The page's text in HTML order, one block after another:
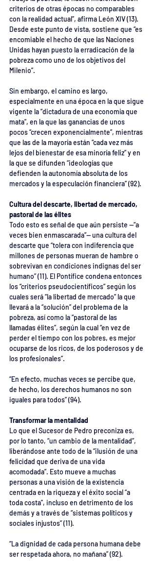
criterios de otras épocas no comparables
con la realidad actual”, afirma León XIV (13).
Desde este punto de vista, sostiene que “es
encomiable el hecho de que las Naciones
Unidas hayan puesto la erradicación de la
pobreza como uno de los objetivos del
Milenio”.
Sin embargo, el camino es largo,
especialmente en una época en la que sigue
vigente la “dictadura de una economía que
mata”, en la que las ganancias de unos
pocos “crecen exponencialmente”, mientras
que las de la mayoría están “cada vez más
lejos del bienestar de esa minoría feliz” y en
la que se difunden “ideologías que
defienden la autonomía absoluta de los
mercados y la especulación financiera” (92).
Cultura del descarte, libertad de mercado,
pastoral de las élites
Todo esto es señal de que aún persiste —“a
veces bien enmascarada”— una cultura del
descarte que “tolera con indiferencia que
millones de personas mueran de hambre o
sobrevivan en condiciones indignas del ser
humano” (11). El Pontífice condena entonces
los “criterios pseudocientíficos” según los
cuales será “la libertad de mercado” la que
llevará a la “solución” del problema de la
pobreza, así como la “pastoral de las
llamadas élites”, según la cual “en vez de
perder el tiempo con los pobres, es mejor
ocuparse de los ricos, de los poderosos y de
los profesionales”.
“En efecto, muchas veces se percibe que,
de hecho, los derechos humanos no son
iguales para todos” (94).
Transformar la mentalidad
Lo que el Sucesor de Pedro preconiza es,
por lo tanto, “un cambio de la mentalidad”,
liberándose ante todo de la “ilusión de una
felicidad que deriva de una vida
acomodada”. Esto mueve a muchas
personas a una visión de la existencia
centrada en la riqueza y el éxito social “a
toda costa”, incluso en detrimento de los
demás y a través de “sistemas políticos y
sociales injustos” (11).
“La dignidad de cada persona humana debe
ser respetada ahora, no mañana” (92).